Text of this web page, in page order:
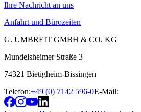
Ihre Nachricht an uns
Anfahrt und Bürozeiten
G. UMBREIT GMBH & CO. KG
Mundelsheimer Straße 3
74321 Bietigheim-Bissingen
Telefon:+49 (0) 7142 596-0E-Mail: